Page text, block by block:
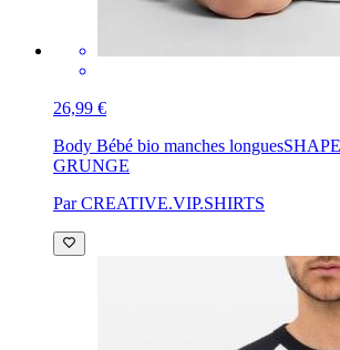
26,99 €
Body Bébé bio manches longues
GRUNGE
Par CREATIVE.VIP.SHIRTS